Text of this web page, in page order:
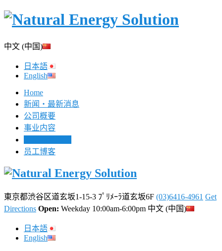
中文 (中国)
日本語
English
Home
新闻・最新消息
公司概要
事业内容
员工博客
東京都渋谷区道玄坂1-15-3 ﾌﾟﾘﾒｰﾗ道玄坂6F (03)6416-4961 Get
Directions Open: Weekday 10:00am-6:00pm 中文 (中国)
日本語
English